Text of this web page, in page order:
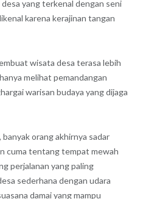
yang terkenal dengan seni
karena kerajinan tangan
wisata desa terasa lebih
melihat pemandangan
warisan budaya yang dijaga
orang akhirnya sadar
cuma tentang tempat mewah
perjalanan yang paling
sederhana dengan udara
damai yang mampu